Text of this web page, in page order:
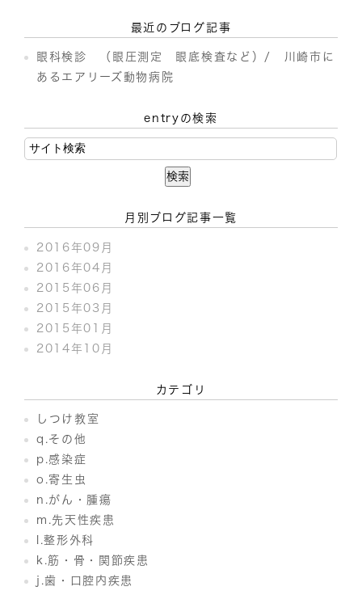
最近のブログ記事
眼科検診 （眼圧測定 眼底検査など）/ 川崎市に
あるエアリーズ動物病院
entryの検索
月別ブログ記事一覧
2016年09月
2016年04月
2015年06月
2015年03月
2015年01月
2014年10月
カテゴリ
しつけ教室
q.その他
p.感染症
o.寄生虫
n.がん・腫瘍
m.先天性疾患
l.整形外科
k.筋・骨・関節疾患
j.歯・口腔内疾患